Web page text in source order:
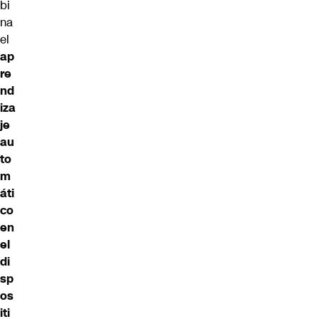
bi
na
el
ap
re
nd
iza
je
au
to
m
áti
co
en
el
di
sp
os
iti